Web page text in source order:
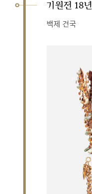
기원전 18년
백제 건국